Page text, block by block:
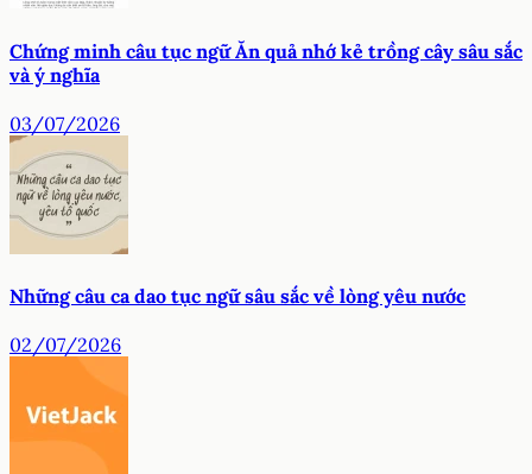
Chứng minh câu tục ngữ Ăn quả nhớ kẻ trồng cây sâu sắc
và ý nghĩa
03/07/2026
Những câu ca dao tục ngữ sâu sắc về lòng yêu nước
02/07/2026